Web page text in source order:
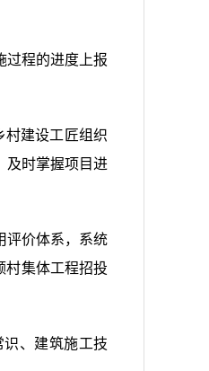
过程的进度上报
村建设工匠组织
及时掌握项目进
评价体系，系统
村集体工程招投
、建筑施工技